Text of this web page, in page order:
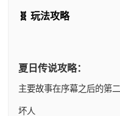
🧬 玩法攻略
夏日传说攻略：
主要故事在序幕之后的第二
坏人